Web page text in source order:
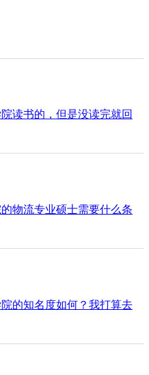
读书的，但是没读完就回
物流专业硕士需要什么条
的知名度如何？我打算去